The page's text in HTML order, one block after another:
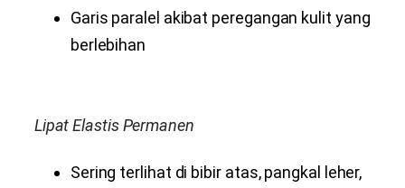
Garis paralel akibat peregangan kulit yang
berlebihan
Lipat Elastis Permanen
Sering terlihat di bibir atas, pangkal leher,